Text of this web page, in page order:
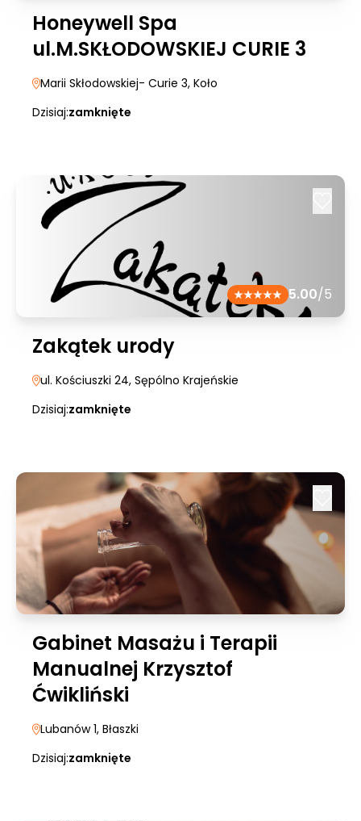
Honeywell Spa
ul.M.SKŁODOWSKIEJ CURIE 3
Marii Skłodowskiej- Curie 3, Koło
Dzisiaj:zamknięte
5.00/5
Zakątek urody
ul. Kościuszki 24, Sępólno Krajeńskie
Dzisiaj:zamknięte
Gabinet Masażu i Terapii
Manualnej Krzysztof
Ćwikliński
Lubanów 1, Błaszki
Dzisiaj:zamknięte